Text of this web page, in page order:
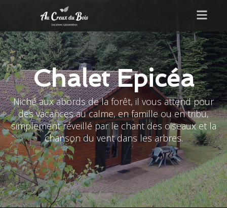
Chalet Epicéa
Niché aux abords de la forêt, il vous attend pour
des vacances au calme, en famille ou en tribu,
simplement réveillé par le chant des oiseaux et la
chanson du vent dans les arbres.